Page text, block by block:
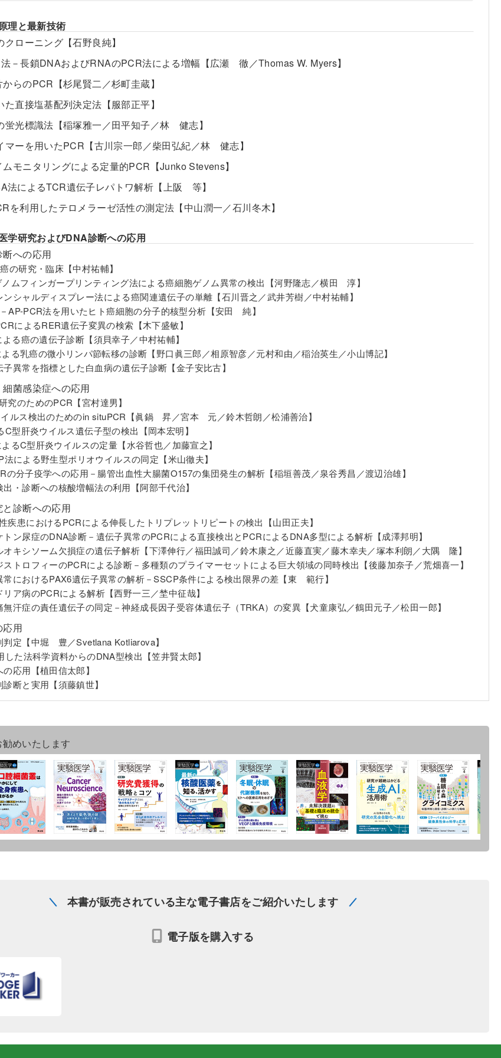
理と最新技術
ローニング【石野良純】
－長鎖DNAおよびRNAのPCR法による増幅【広瀬 徹／Thomas W. Myers】
らのPCR【杉尾賢二／杉町圭蔵】
直接塩基配列決定法【服部正平】
光標識法【稲塚雅一／田平知子／林 健志】
ーを用いたPCR【古川宗一郎／柴田弘紀／林 健志】
モニタリングによる定量的PCR【Junko Stevens】
によるTCR遺伝子レパトワ解析【上阪 等】
利用したテロメラーゼ活性の測定法【中山潤一／石川冬木】
研究およびDNA診断への応用
への応用
研究・臨床【中村祐輔】
ムフィンガープリンティング法による癌細胞ゲノム異常の検出【河野隆志／横田 淳】
シャルディスプレー法による癌関連遺伝子の単離【石川晋之／武井芳樹／中村祐輔】
PCR法を用いたヒト癌細胞の分子的核型分析【安田 純】
によるRER遺伝子変異の検索【木下盛敏】
る癌の遺伝子診断【須貝幸子／中村祐輔】
る乳癌の微小リンパ節転移の診断【野口眞三郎／相原智彦／元村和由／稲治英生／小山博記】
異常を指標とした白血病の遺伝子診断【金子安比古】
菌感染症への応用
のためのPCR【宮村達男】
ルス検出のためのin situPCR【眞鍋 昇／宮本 元／鈴木哲朗／松浦善治】
型肝炎ウイルス遺伝子型の検出【岡本宏明】
るC型肝炎ウイルスの定量【水谷哲也／加藤宣之】
による野生型ポリオウイルスの同定【米山徹夫】
分子疫学への応用－腸管出血性大腸菌O157の集団発生の解析【稲垣善茂／泉谷秀昌／渡辺治雄】
・診断への核酸増幅法の利用【阿部千代治】
診断への応用
患におけるPCRによる伸長したトリプレットリピートの検出【山田正夫】
ン尿症のDNA診断－遺伝子異常のPCRによる直接検出とPCRによるDNA多型による解析【成澤邦明】
キシソーム欠損症の遺伝子解析【下澤伸行／福田誠司／鈴木康之／近藤直実／藤木幸夫／塚本利朗／大隅 隆】
トロフィーのPCRによる診断－多種類のプライマーセットによる巨大領域の同時検出【後藤加奈子／荒畑喜一】
におけるPAX6遺伝子異常の解析－SSCP条件による検出限界の差【東 範行】
ア病のPCRによる解析【西野一三／埜中征哉】
汗症の責任遺伝子の同定－神経成長因子受容体遺伝子（TRKA）の変異【犬童康弘／鶴田元子／松田一郎】
用
定【中堀 豊／Svetlana Kotliarova】
た法科学資料からのDNA型検出【笠井賢太郎】
応用【植田信太郎】
断と実用【須藤鎮世】
めいたします
本書が販売されている主な電子書店をご紹介いたします
電子版を購入する